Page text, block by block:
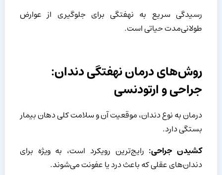
رسیدگی سریع به نهفتگی برای جلوگیری از عوارض
طولانی‌مدت حیاتی است.
روش‌های درمان نهفتگی دندان:
جراحی و ارتودنسی
درمان به نوع دندان، موقعیت آن و سلامت کلی دهان بیمار
بستگی دارد.
کشیدن جراحی: رایج‌ترین رویکرد است، به ویژه برای
دندان‌های عقلی که باعث درد یا عفونت می‌شوند.